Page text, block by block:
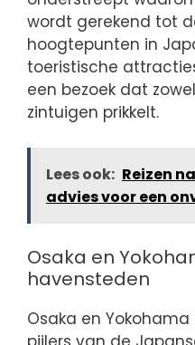
wordt gerekend tot
hoogtepunten in
toeristische
een bezoek dat
zintuigen prikkelt.
Lees ook: Reizen
advies voor een
Osaka en
havensteden
Osaka en